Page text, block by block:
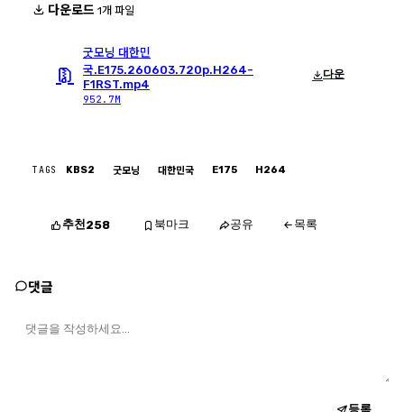
다운로드 1개 파일
굿모닝 대한민
국.E175.260603.720p.H264-
F1RST.mp4
952.7M
다운
TAGS KBS2 굿모닝 대한민국 E175 H264
추천258 북마크 공유 목록
댓글
등록